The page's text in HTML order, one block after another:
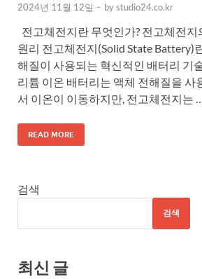
2024년 11월 12일 - bystudio24.co.kr
전고체전지란 무엇인가? 전고체전지
원리 전고체전지(Solid State Battery)
해질이 사용되는 혁신적인 배터리 기
리튬 이온 배터리는 액체 전해질을 사
서 이온이 이동하지만, 전고체전지는 …
READ MORE
검색
검색
최신 글